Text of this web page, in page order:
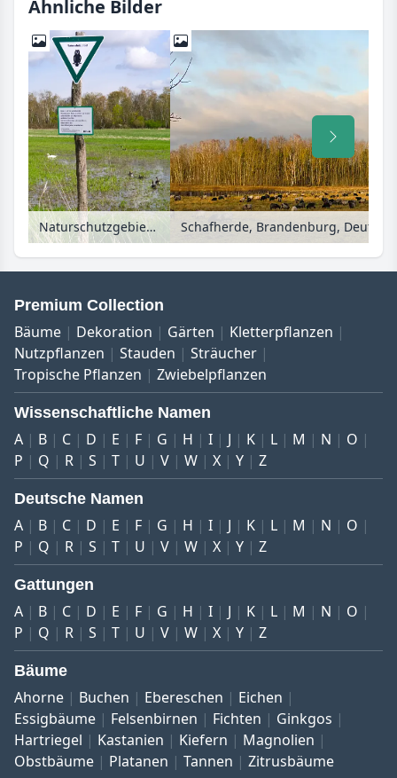
Ähnliche Bilder
Naturschutzgebiet im Spandauer Forst, Berlin, Deutschland Schafherde, Brandenburg,
Premium Collection
Bäume Dekoration Gärten
Kletterpflanzen
Nutzpflanzen
Stauden
Sträucher
Tropische Pflanzen
Zwiebelpflanzen
Wissenschaftliche Namen
A B C D E F G H I J K L M N
O
P
Q R S T U V W X Y Z
Deutsche Namen
A B C D E F G H I J K L M N
O
P
Q R S T U V W X Y Z
Gattungen
A B C D E F G H I J K L M N
O
P
Q R S T U V W X Y Z
Bäume
Ahorne Buchen Ebereschen
Eichen
Essigbäume
Felsenbirnen Fichten
Ginkgos
Hartriegel
Kastanien Kiefern
Magnolien
Obstbäume
Platanen Tannen Zitrusbäume